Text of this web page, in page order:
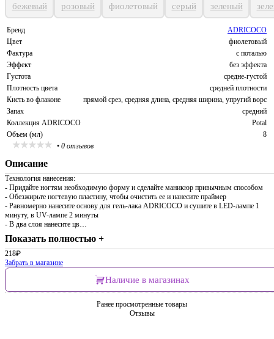
бежевый розовый фиолетовый серый зеленый
Бренд
ADRICOCO
Цвет
фиолетовый
Фактура
с поталью
Эффект
без эффекта
Густота
средне-густой
Плотность цвета
средней плотности
Кисть во флаконе
прямой срез, средняя длина, средняя ширина, упругий ворс
Запах
средний
Коллекция ADRICOCO
Potal
Объем (мл)
8
• 0 отзывов
Описание
Технология нанесения:
- Придайте ногтям необходимую форму и сделайте маникюр привычным способом
- Обезжирьте ногтевую пластину, чтобы очистить ее и нанесите праймер
- Равномерно нанесите основу для гель-лака ADRICOCO и сушите в LED-лампе 1
минуту, в UV-лампе 2 минуты
- В два слоя нанесите цв…
Показать полностью +
218₽
Забрать в магазине
Наличие в магазинах
Ранее просмотренные товары
Отзывы